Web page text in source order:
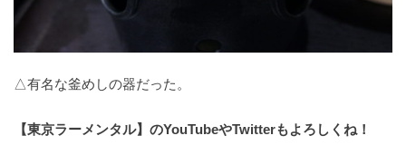
△有名な釜めしの器だった。
【東京ラーメンタル】のYouTubeやTwitterもよろしくね！